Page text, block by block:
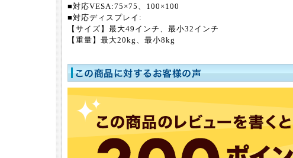
■対応VESA:75×75、100×100
■対応ディスプレイ:
【サイズ】最大49インチ、最小32インチ
【重量】最大20kg、最小8kg